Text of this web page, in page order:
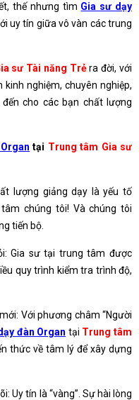
thế nhưng tìm Gia sư dạy
uy tín giữa vô vàn các trung
sư Tài năng Trẻra đời, với
nghiệm, chuyên nghiệp,
cho các bạn chất lượng
tại Trung tâm Gia sư
lượng giảng dạy là yếu tố
chúng tôi! Và chúng tôi
tiến bộ.
Gia sư tại trung tâm được
quy trình kiểm tra trình độ,
Với phương châm “Người
đàn Organ tại Trung tâm
thức về tâm lý để xây dựng
Uy tín là “vàng”. Sự hài lòng